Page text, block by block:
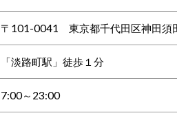
〒101-0041 東京都千代田区神田須
「淡路町駅」徒歩１分
7:00～23:00